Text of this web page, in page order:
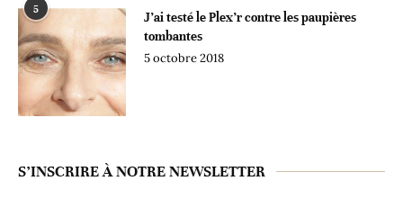
5
J’ai testé le Plex’r contre les paupières
tombantes
5 octobre 2018
S’INSCRIRE À NOTRE NEWSLETTER